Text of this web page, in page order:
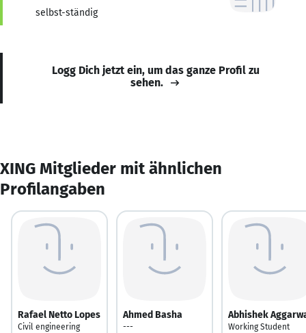
selbst-ständig
Logg Dich jetzt ein, um das ganze Profil zu
sehen.
XING Mitglieder mit ähnlichen
Profilangaben
Rafael Netto Lopes
Civil engineering
Ahmed Basha
---
Abhishek
Working Student